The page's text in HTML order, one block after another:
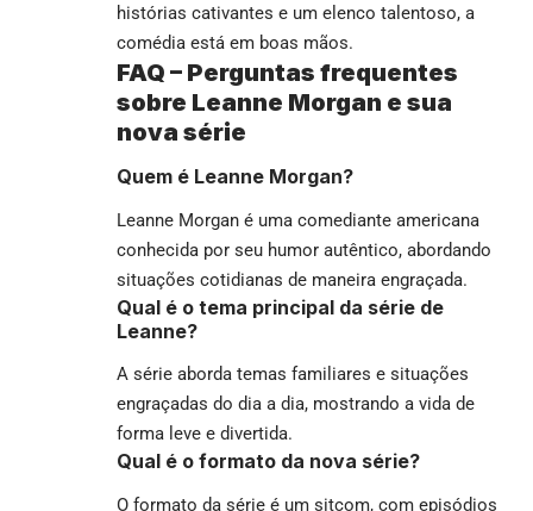
histórias cativantes e um elenco talentoso, a
comédia está em boas mãos.
FAQ – Perguntas frequentes
sobre Leanne Morgan e sua
nova série
Quem é Leanne Morgan?
Leanne Morgan é uma comediante americana
conhecida por seu humor autêntico, abordando
situações cotidianas de maneira engraçada.
Qual é o tema principal da série de
Leanne?
A série aborda temas familiares e situações
engraçadas do dia a dia, mostrando a vida de
forma leve e divertida.
Qual é o formato da nova série?
O formato da série é um sitcom, com episódios